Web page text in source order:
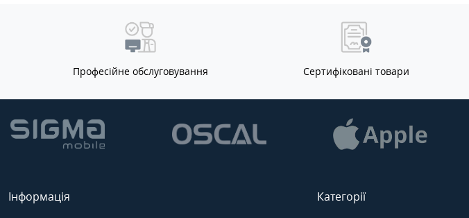
Професійне обслуговування Сертифіковані товари
Інформація Категорії